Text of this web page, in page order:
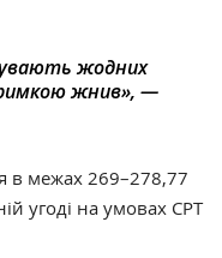
жодних
жнив», —
в межах 269–278,77
угоді на умовах CPT